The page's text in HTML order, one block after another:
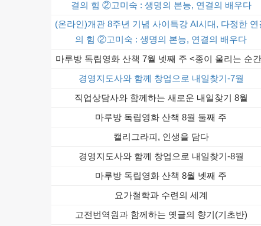
결의 힘 ②고미숙 : 생명의 본능, 연결의 배우다
(온라인)개관 8주년 기념 사이특강 AI시대, 다정한 연
의 힘 ②고미숙 : 생명의 본능, 연결의 배우다
마루방 독립영화 산책 7월 넷째 주 <종이 울리는 순
경영지도사와 함께 창업으로 내일찾기-7월
직업상담사와 함께하는 새로운 내일찾기 8월
마루방 독립영화 산책 8월 둘째 주
캘리그라피, 인생을 담다
경영지도사와 함께 창업으로 내일찾기-8월
마루방 독립영화 산책 8월 넷째 주
요가철학과 수련의 세계
고전번역원과 함께하는 옛글의 향기(기초반)